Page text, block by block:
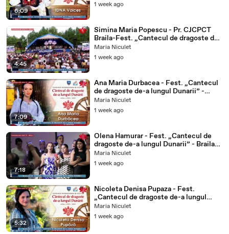
6:09
1 week ago
4:45
Simina Maria Popescu - Pr. CJCPCT
Braila-Fest. „Cantecul de dragoste de-
a lungul Dunarii”-ETNO TV-23.07.2026
Maria Niculet
1 week ago
7:09
Ana Maria Durbacea - Fest. „Cantecul
de dragoste de-a lungul Dunarii” -
Braila (ETNO TV - 22.07.2026)
Maria Niculet
1 week ago
7:18
Olena Hamurar - Fest. „Cantecul de
dragoste de-a lungul Dunarii” - Braila
(ETNO TV - 22.07.2026)
Maria Niculet
1 week ago
5:32
Nicoleta Denisa Pupaza - Fest.
„Cantecul de dragoste de-a lungul
Dunarii” - Braila (ETNO TV -
22.07.2026)
Maria Niculet
1 week ago